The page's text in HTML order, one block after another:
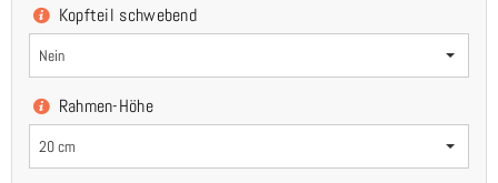
Kopfteil schwebend
Nein
Rahmen-Höhe
20 cm